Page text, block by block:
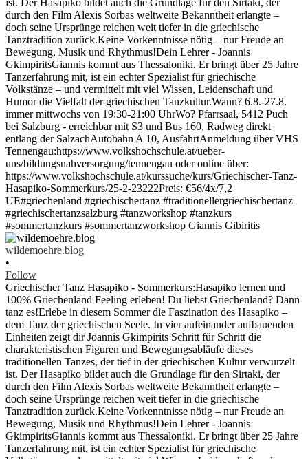
wildemoehre.blog
•
Follow
Griechischer Tanz Hasapiko - Sommerkurs:Hasapiko lernen und
100% Griechenland Feeling erleben! Du liebst Griechenland? Dann
tanz es!Erlebe in diesem Sommer die Faszination des Hasapiko –
dem Tanz der griechischen Seele. In vier aufeinander aufbauenden
Einheiten zeigt dir Joannis Gkimpirits Schritt für Schritt die
charakteristischen Figuren und Bewegungsabläufe dieses
traditionellen Tanzes, der tief in der griechischen Kultur verwurzelt
ist. Der Hasapiko bildet auch die Grundlage für den Sirtaki, der
durch den Film Alexis Sorbas weltweite Bekanntheit erlangte –
doch seine Ursprünge reichen weit tiefer in die griechische
Tanztradition zurück.Keine Vorkenntnisse nötig – nur Freude an
Bewegung, Musik und Rhythmus!Dein Lehrer - Joannis
GkimpiritsGiannis kommt aus Thessaloniki. Er bringt über 25 Jahre
Tanzerfahrung mit, ist ein echter Spezialist für griechische